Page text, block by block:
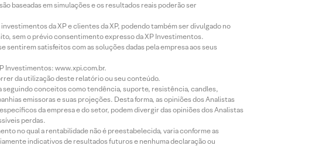
baseadas em simulações e os resultados reais poderão ser
da XP e clientes da XP, podendo também ser divulgado no
sem o prévio consentimento expresso da XP Investimentos.
sentirem satisfeitos com as soluções dadas pela empresa aos seus
Investimentos: www.xpi.com.br.
da utilização deste relatório ou seu conteúdo.
seguindo conceitos como tendência, suporte, resistência, candles,
emissoras e suas projeções. Desta forma, as opiniões dos Analistas
da empresa e do setor, podem divergir das opiniões dos Analistas
perdas.
no qual a rentabilidade não é preestabelecida, varia conforme as
indicativos de resultados futuros e nenhuma declaração ou